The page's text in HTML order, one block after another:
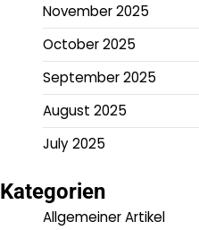
November 2025
October 2025
September 2025
August 2025
July 2025
Kategorien
Allgemeiner Artikel